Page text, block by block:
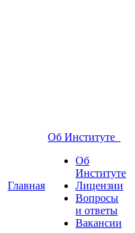
Главная
Об Институте
Об
Институте
Лицензии
Вопросы
и ответы
Вакансии